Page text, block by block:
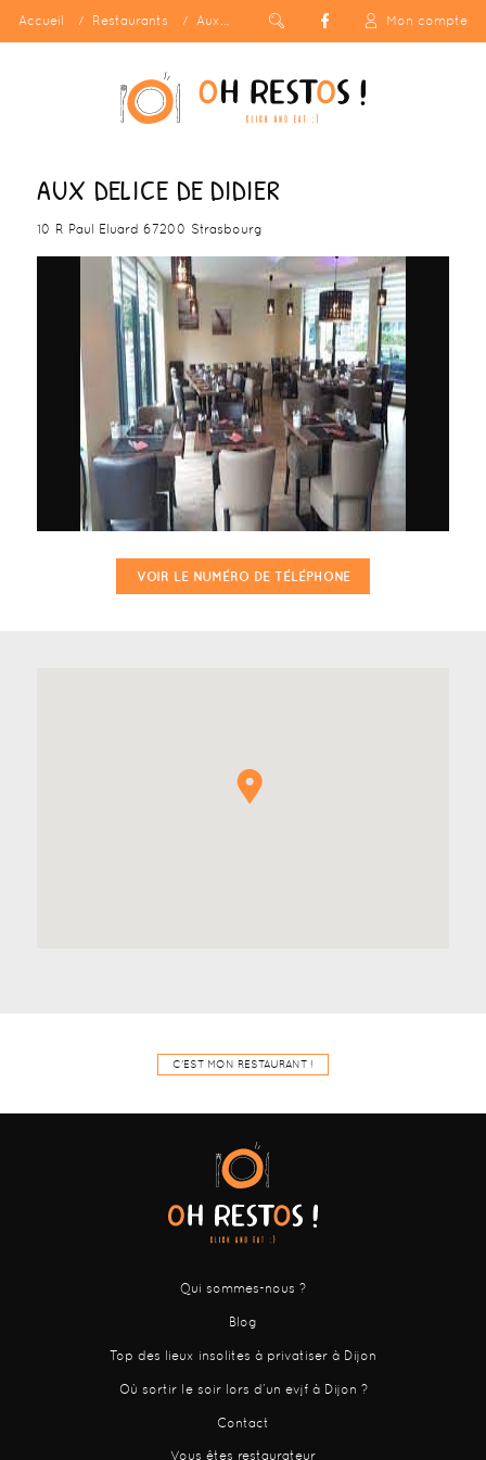
Accueil Restaurants Aux Delice De Didier Mon compte
AUX DELICE DE DIDIER
10 R Paul Eluard 67200 Strasbourg
VOIR LE NUMÉRO DE TÉLÉPHONE
C'EST MON RESTAURANT !
Qui sommes-nous ?
Blog
Top des lieux insolites à privatiser à Dijon
Où sortir le soir lors d’un evjf à Dijon ?
Contact
Vous êtes restaurateur